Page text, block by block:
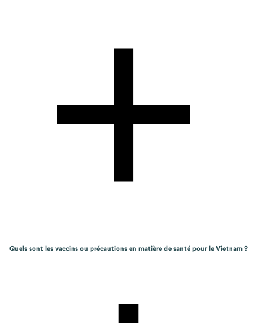
Quels sont les vaccins ou précautions en matière de santé pour le Vietnam ?